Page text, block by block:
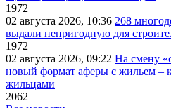
1972
02 августа 2026, 10:36 268
выдали непригодную для
1972
02 августа 2026, 09:22 На смену
новый формат аферы с жильем –
жильцами
2062